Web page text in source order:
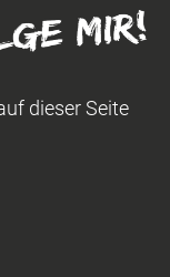
dieser Seite